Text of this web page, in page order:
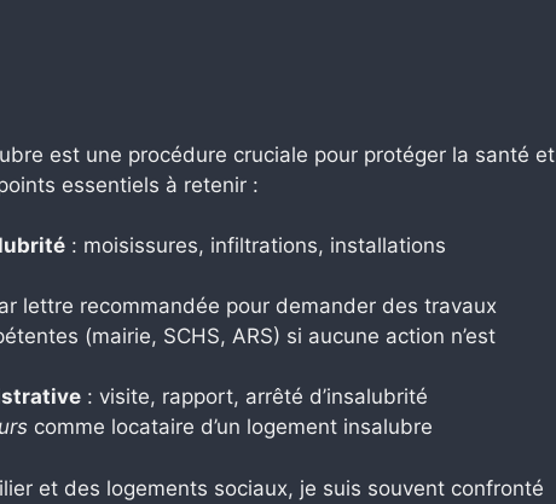
est une procédure cruciale pour protéger la santé et
essentiels à retenir :
: moisissures, infiltrations, installations
lettre recommandée pour demander des travaux
(mairie, SCHS, ARS) si aucune action n’est
: visite, rapport, arrêté d’insalubrité
comme locataire d’un logement insalubre
et des logements sociaux, je suis souvent confronté